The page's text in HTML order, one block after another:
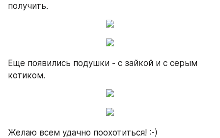
получить.
Еще появились подушки - с зайкой и с серым
котиком.
Желаю всем удачно поохотиться! :-)